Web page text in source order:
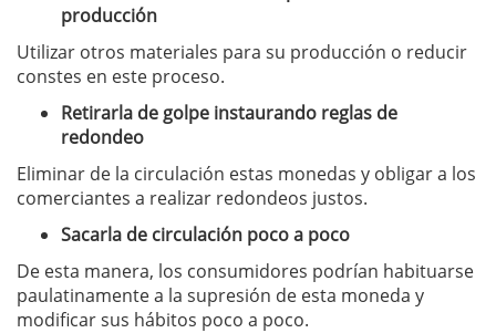
producción
Utilizar otros materiales para su producción o reducir
constes en este proceso.
Retirarla de golpe instaurando reglas de
redondeo
Eliminar de la circulación estas monedas y obligar a los
comerciantes a realizar redondeos justos.
Sacarla de circulación poco a poco
De esta manera, los consumidores podrían habituarse
paulatinamente a la supresión de esta moneda y
modificar sus hábitos poco a poco.